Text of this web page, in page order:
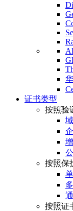
证书类型
按照验
按照保
按照证